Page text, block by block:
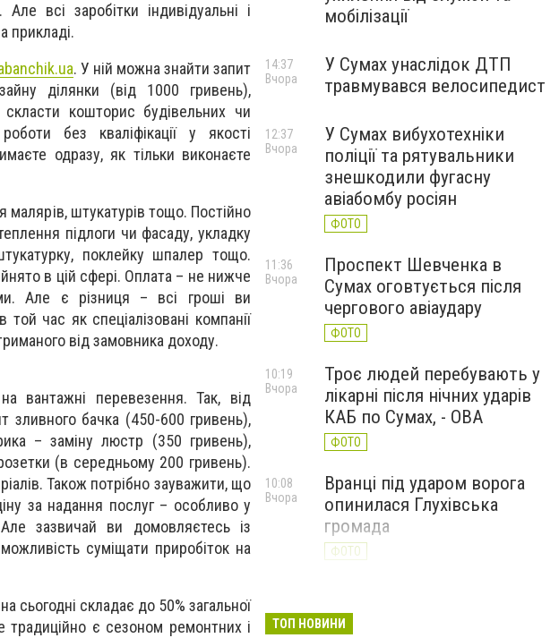
всі заробітки індивідуальні і
прикладі.
. У ній можна знайти запит
ділянки (від 1000 гривень),
кошторис будівельних чи
без кваліфікації у якості
одразу, як тільки виконаєте
малярів, штукатурів тощо. Постійно
підлоги чи фасаду, укладку
поклейку шпалер тощо.
в цій сфері. Оплата – не нижче
Але є різниця – всі гроші ви
час як спеціалізовані компанії
від замовника доходу.
вантажні перевезення. Так, від
зливного бачка (450-600 гривень),
– заміну люстр (350 гривень),
(в середньому 200 гривень).
Також потрібно зауважити, що
за надання послуг – особливо у
зазвичай ви домовляєтесь із
суміщати приробіток на
сьогодні складає до 50% загальної
традиційно є сезоном ремонтних і
мобілізації
У Сумах унаслідок ДТП
травмувався велосипедист
14:37
Вчора
У Сумах вибухотехніки
поліції та рятувальники
знешкодили фугасну
авіабомбу росіян
ФОТО
12:37
Вчора
Проспект Шевченка в
Сумах оговтується після
чергового авіаудару
ФОТО
11:36
Вчора
Троє людей перебувають у
лікарні після нічних ударів
КАБ по Сумах, - ОВА
ФОТО
10:19
Вчора
Вранці під ударом ворога
опинилася Глухівська
громада
ФОТО
10:08
Вчора
ТОП НОВИНИ